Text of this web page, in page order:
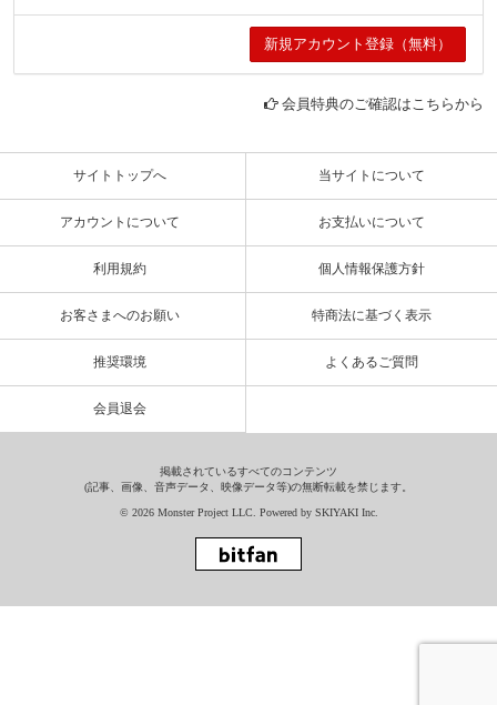
会員特典のご確認はこちらから
サイトトップへ 当サイトについて
アカウントについて お支払いについて
利用規約 個人情報保護方針
お客さまへのお願い 特商法に基づく表示
推奨環境 よくあるご質問
会員退会
掲載されているすべてのコンテンツ
(記事、画像、音声データ、映像データ等)の無断転載を禁じます。
© 2026 Monster Project LLC. Powered by SKIYAKI Inc.